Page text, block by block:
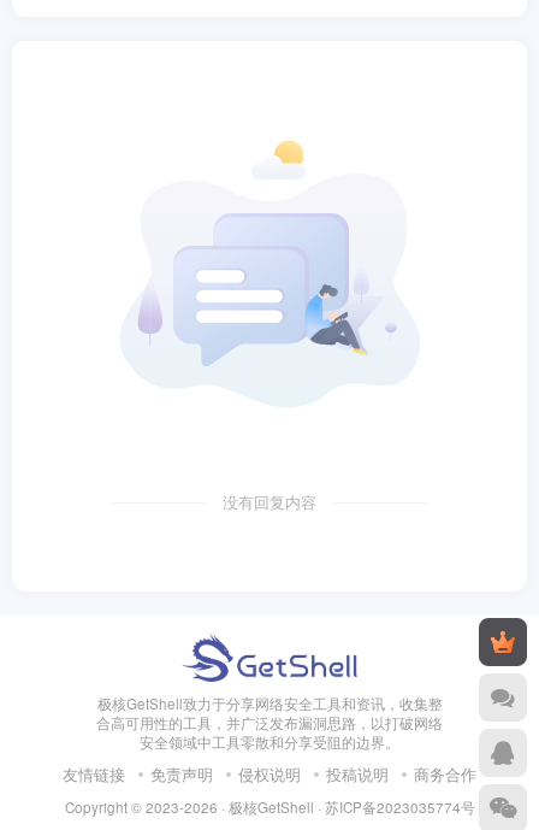
没有回复内容
极核GetShell致力于分享网络安全工具和资讯，收集整
合高可用性的工具，并广泛发布漏洞思路，以打破网络
安全领域中工具零散和分享受阻的边界。
友情链接 免责声明 侵权说明 投稿说明 商务合作
Copyright © 2023-2026 · 极核GetShell · 苏ICP备2023035774号